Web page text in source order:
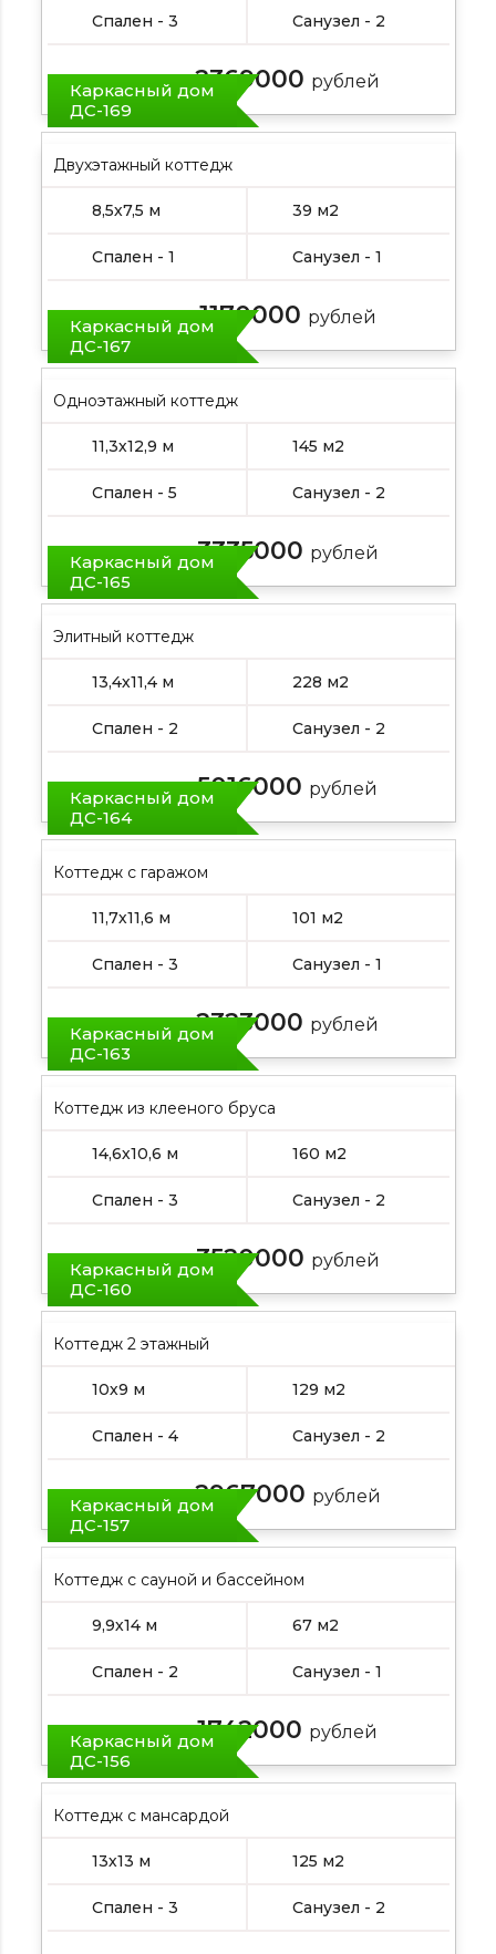
Спален - 3 Санузел - 2
Цена от: 2369000 рублей
Каркасный дом
ДС-169
Двухэтажный коттедж
8,5х7,5 м 39 м2
Спален - 1 Санузел - 1
Цена от: 1170000 рублей
Каркасный дом
ДС-167
Одноэтажный коттедж
11,3х12,9 м 145 м2
Спален - 5 Санузел - 2
Цена от: 3335000 рублей
Каркасный дом
ДС-165
Элитный коттедж
13,4х11,4 м 228 м2
Спален - 2 Санузел - 2
Цена от: 5016000 рублей
Каркасный дом
ДС-164
Коттедж с гаражом
11,7х11,6 м 101 м2
Спален - 3 Санузел - 1
Цена от: 2323000 рублей
Каркасный дом
ДС-163
Коттедж из клееного бруса
14,6х10,6 м 160 м2
Спален - 3 Санузел - 2
Цена от: 3520000 рублей
Каркасный дом
ДС-160
Коттедж 2 этажный
10х9 м 129 м2
Спален - 4 Санузел - 2
Цена от: 2967000 рублей
Каркасный дом
ДС-157
Коттедж с сауной и бассейном
9,9х14 м 67 м2
Спален - 2 Санузел - 1
Цена от: 1742000 рублей
Каркасный дом
ДС-156
Коттедж с мансардой
13х13 м 125 м2
Спален - 3 Санузел - 2